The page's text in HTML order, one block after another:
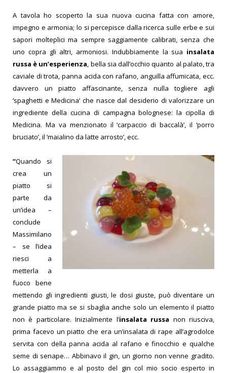
A tavola ho scoperto la sua nuova cucina fatta con amore,
impegno e armonia; lo si percepisce dalla ricerca sulle erbe e sui
sapori molteplici ma sempre saggiamente calibrati, senza che
uno copra gli altri, armoniosi. Indubbiamente la sua insalata
russa è un’esperienza, bella sia dall’occhio quanto al palato, tra
caviale di trota, panna acida con rafano, anguilla affumicata, ecc.
davvero un piatto affascinante, senza nulla togliere agli
‘spaghetti e Medicina’ che nasce dal desiderio di valorizzare un
ingrediente della cucina di campagna bolognese: la cipolla di
Medicina. Ma va menzionato il ‘carpaccio di baccalà’, il ‘porro
bruciato’, il ‘maialino da latte arrosto’, ecc.
“Quando si
crea un
piatto si
parte da
un’idea –
conclude
Massimilano
– se l’idea
riesci a
metterla a
fuoco bene
mettendo gli ingredienti giusti, le dosi giuste, può diventare un
grande piatto ma se si sbaglia anche solo un elemento il piatto
non è particolare. Inizialmente l’insalata russa non riusciva,
prima facevo un piatto che era un’insalata di rape all’agrodolce
servita con della panna acida al rafano e finocchio e qualche
seme di senape… Abbinavo il gin, un giorno non venne gradito.
Lo assaggiammo e al posto del gin col mio socio esperto in